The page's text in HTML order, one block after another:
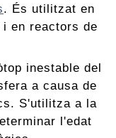
. És utilitzat en
en reactors de
inestable del
a causa de
S'utilitza a la
l'edat